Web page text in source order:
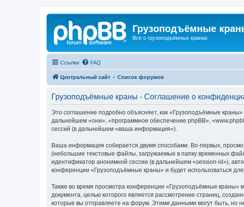
Грузоподъёмные
Всё о грузоподъёмных кранах
Ссылки FAQ
Центральный сайт Список форумов
Грузоподъёмные краны - Соглашение о
Это соглашение подробно объясняет, как «Грузоподъёмные
дальнейшем «они», «программное обеспечение phpBB»,
сессий (в дальнейшем «ваша информация»).
Ваша информация собирается двумя способами. Во-первых,
(небольшие текстовые файлы, загружаемые в папку временных
идентификатор анонимной сессии (в дальнейшем «session-id»),
конференции «Грузоподъёмные краны» и будет использоваться
Также во время просмотра конференции «Грузоподъёмные краны»
документа, целью которого является рассмотрение страниц,
которые вы отправляете на форум. Этими данными могут быть,